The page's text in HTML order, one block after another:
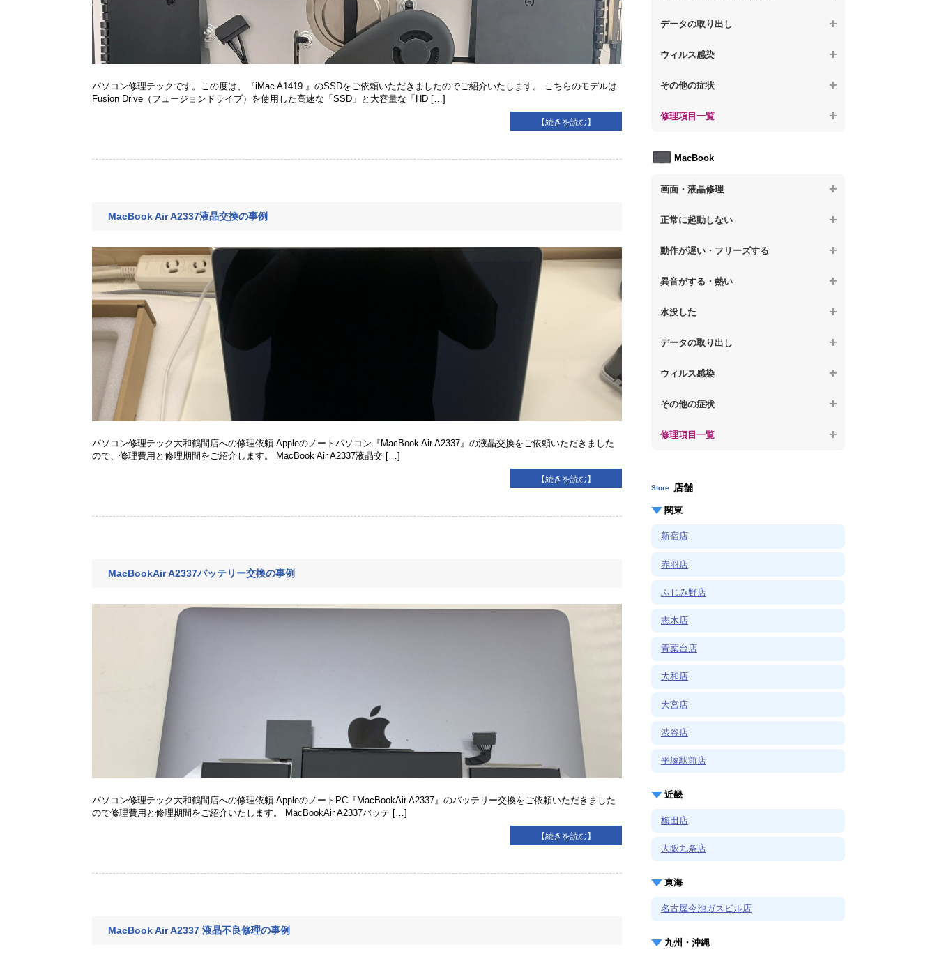
パソコン修理テックです。この度は、『iMac A1419 』のSSDをご依頼いただきましたのでご紹介いたします。 こちらのモデルは
Fusion Drive（フュージョンドライブ）を使用した高速な「SSD」と大容量な「HD […]
【続きを読む】
MacBook Air A2337液晶交換の事例
パソコン修理テック大和鶴間店への修理依頼 Appleのノートパソコン『MacBook Air A2337』の液晶交換をご依頼いただきました
ので、修理費用と修理期間をご紹介します。 MacBook Air A2337液晶交 […]
【続きを読む】
MacBookAir A2337バッテリー交換の事例
パソコン修理テック大和鶴間店への修理依頼 AppleのノートPC『MacBookAir A2337』のバッテリー交換をご依頼いただきました
ので修理費用と修理期間をご紹介いたします。 MacBookAir A2337バッテ […]
【続きを読む】
MacBook Air A2337 液晶不良修理の事例
が固まる
り返す
【ノートパソコン】修復モードから復旧で
【ノートパソコン】その他の起動しない問
題
【ノートパソコン】パソコン本体が熱い
【ノートパソコン】異音や熱に関するその
【ノートパソコン】水没してパソコンが動
データの取り出し
【ノートパソコン】起動しないPCのデータ
【ノートパソコン】ログインできないPCの
【ノートパソコン】データ取り出しのその
ウィルス感染
【ノートパソコン】特定のプログラムを削
【ノートパソコン】ウィルスにより正常動
【ノートパソコン】セキュリティ対策をし
【ノートパソコン】ウィルス感染のその他
その他の症状
【ノートパソコン】事例紹介
修理項目一覧
【ノートパソコン】電源故障
【ノートパソコン】液晶ディスプレイ交換
【ノートパソコン】マザーボード修理
MacBook
画面・液晶修理
【macbook】画面の割れ・破損
のノイズが入る、色がおかしい、チラつく
【macbook】症状が選択肢にない、よく分
正常に起動しない
【macbook】電源ボタンを押しても反応が
【macbook】電源は入るが画面は真っ暗で
【macbook】症状が選択肢にない、よく分
動作が遅い・フリーズする
異音がする・熱い
【macbook】パソコンから異音がする
熱風が出ている
【macbook】症状が選択肢にない、よく分
水没した
【macbook】水没してパソコンが動かない
データの取り出し
【macbook】起動しないパソコンのデータ
【macbook】ログインできないパソコンの
ウィルス感染
【macbook】特定のプログラムを削除した
【macbook】症状が選択肢にない、よく分
その他の症状
修理項目一覧
Store 店舗
関東
新宿店
赤羽店
ふじみ野店
志木店
青葉台店
大和店
大宮店
渋谷店
平塚駅前店
近畿
梅田店
大阪九条店
東海
名古屋今池ガスビル店
九州・沖縄